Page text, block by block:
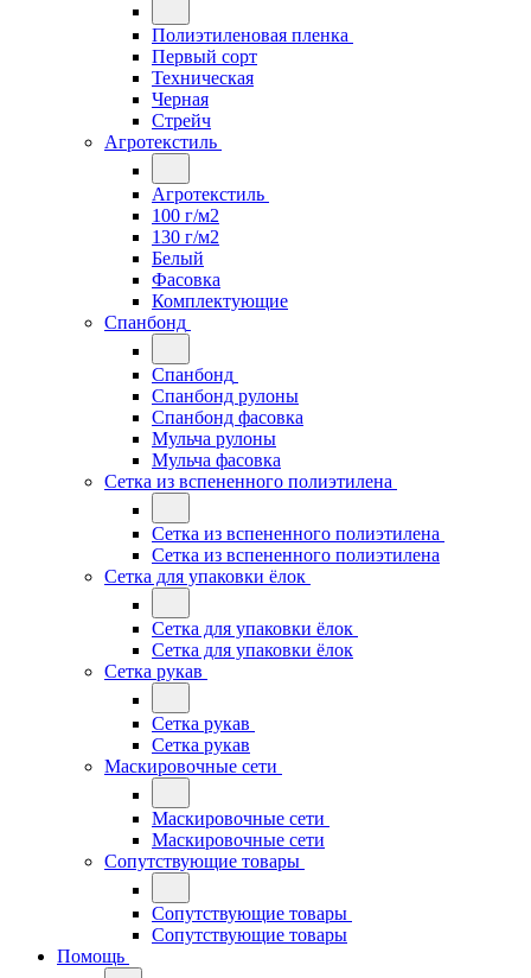
Полиэтиленовая пленка
Первый сорт
Техническая
Черная
Стрейч
Агротекстиль
Агротекстиль
100 г/м2
130 г/м2
Белый
Фасовка
Комплектующие
Спанбонд
Спанбонд
Спанбонд рулоны
Спанбонд фасовка
Мульча рулоны
Мульча фасовка
Сетка из вспененного полиэтилена
Сетка из вспененного полиэтилена
Сетка из вспененного полиэтилена
Сетка для упаковки ёлок
Сетка для упаковки ёлок
Сетка для упаковки ёлок
Сетка рукав
Сетка рукав
Сетка рукав
Маскировочные сети
Маскировочные сети
Маскировочные сети
Сопутствующие товары
Сопутствующие товары
Сопутствующие товары
Помощь